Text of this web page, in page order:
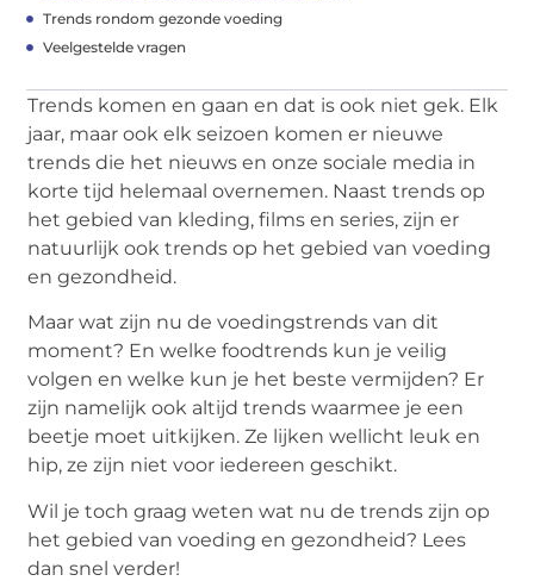
Trends rondom gezonde voeding
Veelgestelde vragen
Trends komen en gaan en dat is ook niet gek. Elk
jaar, maar ook elk seizoen komen er nieuwe
trends die het nieuws en onze sociale media in
korte tijd helemaal overnemen. Naast trends op
het gebied van kleding, films en series, zijn er
natuurlijk ook trends op het gebied van voeding
en gezondheid.
Maar wat zijn nu de voedingstrends van dit
moment? En welke foodtrends kun je veilig
volgen en welke kun je het beste vermijden? Er
zijn namelijk ook altijd trends waarmee je een
beetje moet uitkijken. Ze lijken wellicht leuk en
hip, ze zijn niet voor iedereen geschikt.
Wil je toch graag weten wat nu de trends zijn op
het gebied van voeding en gezondheid? Lees
dan snel verder!